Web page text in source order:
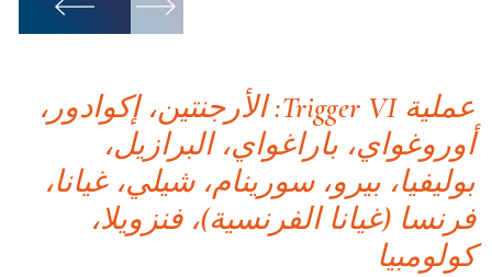
عملية Trigger VI: الأرجنتين، إكوادور،
أوروغواي، باراغواي، البرازيل،
بوليفيا، بيرو، سورينام، شيلي، غيانا،
فرنسا (غيانا الفرنسية)، فنزويلا،
كولومبيا